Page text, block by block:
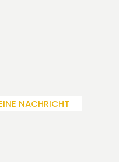
NACHRICHT